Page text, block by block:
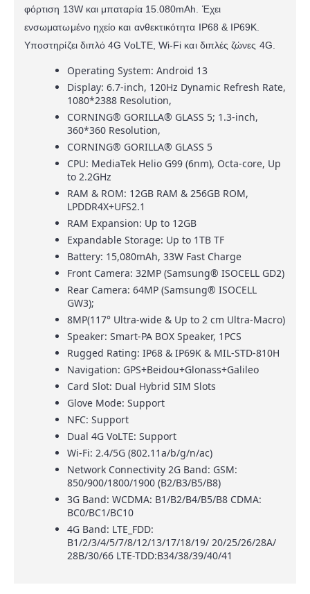
φόρτιση 13W και μπαταρία 15.080mAh. Έχει
ενσωματωμένο ηχείο και ανθεκτικότητα IP68 & IP69K.
Υποστηρίζει διπλό 4G VoLTE, Wi-Fi και διπλές ζώνες 4G.
Operating System: Android 13
Display: 6.7-inch, 120Hz Dynamic Refresh Rate,
1080*2388 Resolution,
CORNING® GORILLA® GLASS 5; 1.3-inch,
360*360 Resolution,
CORNING® GORILLA® GLASS 5
CPU: MediaTek Helio G99 (6nm), Octa-core, Up
to 2.2GHz
RAM & ROM: 12GB RAM & 256GB ROM,
LPDDR4X+UFS2.1
RAM Expansion: Up to 12GB
Expandable Storage: Up to 1TB TF
Battery: 15,080mAh, 33W Fast Charge
Front Camera: 32MP (Samsung® ISOCELL GD2)
Rear Camera: 64MP (Samsung® ISOCELL
GW3);
8MP(117° Ultra-wide & Up to 2 cm Ultra-Macro)
Speaker: Smart-PA BOX Speaker, 1PCS
Rugged Rating: IP68 & IP69K & MIL-STD-810H
Navigation: GPS+Beidou+Glonass+Galileo
Card Slot: Dual Hybrid SIM Slots
Glove Mode: Support
NFC: Support
Dual 4G VoLTE: Support
Wi-Fi: 2.4/5G (802.11a/b/g/n/ac)
Network Connectivity 2G Band: GSM:
850/900/1800/1900 (B2/B3/B5/B8)
3G Band: WCDMA: B1/B2/B4/B5/B8 CDMA:
BC0/BC1/BC10
4G Band: LTE_FDD:
B1/2/3/4/5/7/8/12/13/17/18/19/ 20/25/26/28A/
28B/30/66 LTE-TDD:B34/38/39/40/41